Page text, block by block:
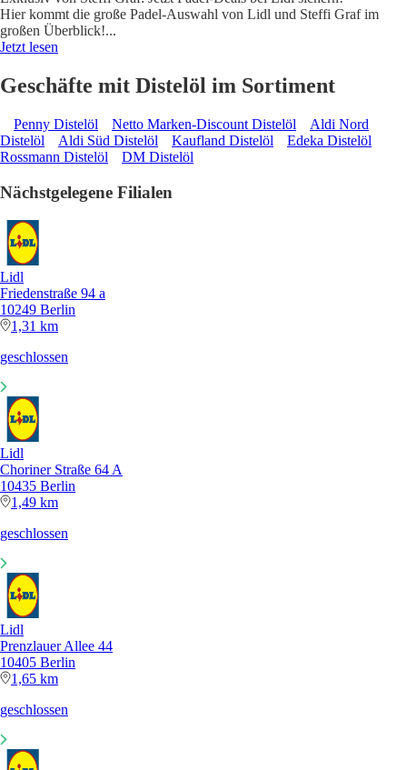
Hier kommt die große Padel-Auswahl von Lidl und Steffi Graf im
großen Überblick!...
Jetzt lesen
Geschäfte mit Distelöl im Sortiment
Penny Distelöl Netto Marken-Discount Distelöl
Aldi Nord
Distelöl
Aldi Süd Distelöl Kaufland Distelöl
Edeka Distelöl
Rossmann Distelöl
DM Distelöl
Nächstgelegene Filialen
Lidl
Friedenstraße 94 a
10249 Berlin
1,31 km
geschlossen
Lidl
Choriner Straße 64 A
10435 Berlin
1,49 km
geschlossen
Lidl
Prenzlauer Allee 44
10405 Berlin
1,65 km
geschlossen